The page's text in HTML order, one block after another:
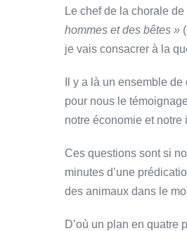
Le chef de la chorale
hommes et des bêtes »
je vais consacrer à la
Il y a là un ensemble
pour nous le
notre économie et notre
Ces questions sont si
minutes d’une
des animaux dans le
D’où un plan en quatre